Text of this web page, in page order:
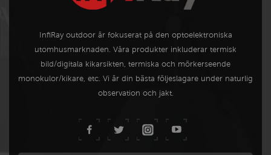
InfiRay outdoor är fokuserat på den optoelektroniska
utomhusmarknaden. Våra produkter inkluderar termisk
bild/digitala kikarsikten, termiska och mörkerseende
monokulor/kikare, etc. Vi är din bästa följeslagare under naturlig
observation och jakt.